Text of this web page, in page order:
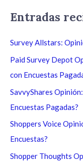
a
r
Entradas
Survey Allstars:
Paid Survey Depot
con Encuestas
SavvyShares
Encuestas Pagadas?
Shoppers Voice
Encuestas?
Shopper Thoughts